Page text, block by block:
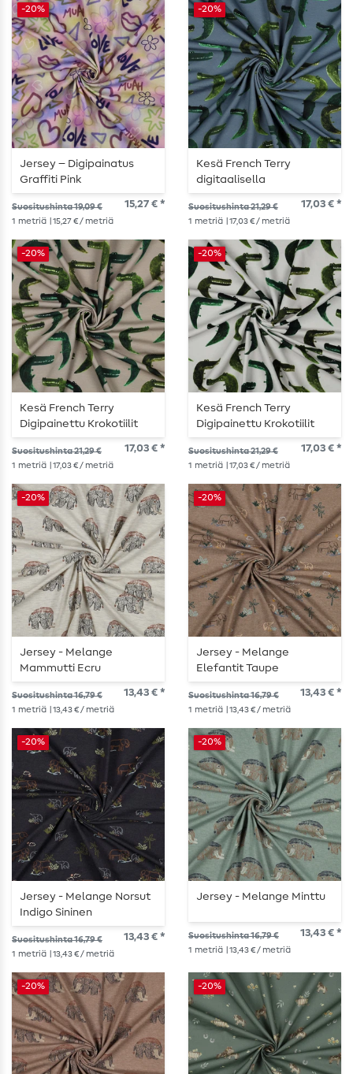
-20%
Jersey – Digipainatus
Graffiti Pink
Suositushinta 19,09 € 15,27 € *
1 metriä | 15,27 € / metriä
-20%
Kesä French Terry
digitaalisella
painatuksella Krokotiilit
Farkunsininen
Suositushinta 21,29 € 17,03 € *
1 metriä | 17,03 € / metriä
-20%
Kesä French Terry
Digipainettu Krokotiilit
Taupe
Suositushinta 21,29 € 17,03 € *
1 metriä | 17,03 € / metriä
-20%
Kesä French Terry
Digipainettu Krokotiilit
Ecru
Suositushinta 21,29 € 17,03 € *
1 metriä | 17,03 € / metriä
-20%
Jersey - Melange
Mammutti Ecru
Suositushinta 16,79 € 13,43 € *
1 metriä | 13,43 € / metriä
-20%
Jersey - Melange
Elefantit Taupe
Suositushinta 16,79 € 13,43 € *
1 metriä | 13,43 € / metriä
-20%
Jersey - Melange Norsut
Indigo Sininen
Suositushinta 16,79 € 13,43 € *
1 metriä | 13,43 € / metriä
-20%
Jersey - Melange Minttu
Suositushinta 16,79 € 13,43 € *
1 metriä | 13,43 € / metriä
-20% -20%